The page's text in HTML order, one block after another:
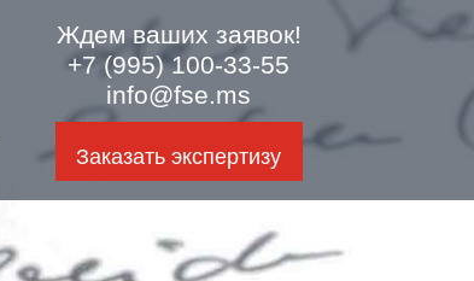
Ждем ваших заявок!
+7 (995) 100-33-55
info@fse.ms
Заказать экспертизу